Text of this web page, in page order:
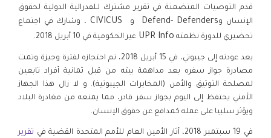
قدم التوصيات المتضمنة في تقرير مشترك لـلفدرالية الدولية لحقوق
الإنسان وDefend- Defenders و
، وشارك في اجتماع
تحضيري للدورة نظمته UPR Info غير الحكومية في 10 أبريل 2018 .
بعد عودته إلى جيبوتي، في 15 أبريل 2018، تم احتجازه لفترة وجيزة وتمت
مصادرة جواز سفره بعد مداهمة بيته من قبل ثمانية أفراد تابعين
لمصلحة التوثيق والأمن (المخابرات الجيبوتية). و لا زال هذا الجهاز
الأمني يحتفظ إلى اليوم بجواز سفر قادر، مما يمنعه من مغادرة البلاد
ويؤثر سلبيا على عمله كمدافع عن حقوق الإنسان.
في 19 سبتمبر 2018، أثار الأمين العام للأمم المتحدة القضية في
تقرير